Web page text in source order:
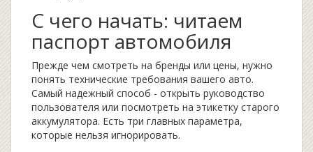
С чего начать: читаем
паспорт автомобиля
Прежде чем смотреть на бренды или цены, нужно
понять технические требования вашего авто.
Самый надежный способ - открыть руководство
пользователя или посмотреть на этикетку старого
аккумулятора. Есть три главных параметра,
которые нельзя игнорировать.